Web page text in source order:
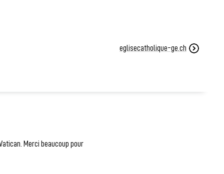
eglisecatholique-ge.ch
Merci beaucoup pour